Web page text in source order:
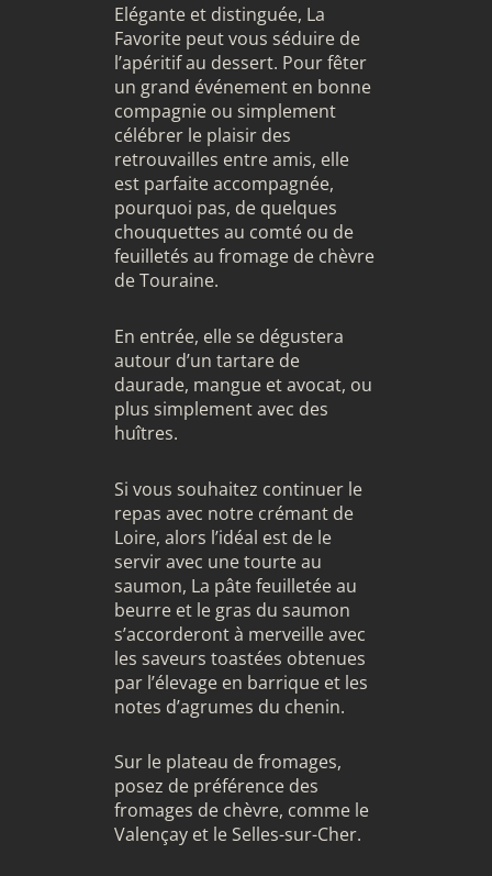
Elégante et distinguée, La
Favorite peut vous séduire de
l’apéritif au dessert. Pour fêter
un grand événement en bonne
compagnie ou simplement
célébrer le plaisir des
retrouvailles entre amis, elle
est parfaite accompagnée,
pourquoi pas, de quelques
chouquettes au comté ou de
feuilletés au fromage de chèvre
de Touraine.
En entrée, elle se dégustera
autour d’un tartare de
daurade, mangue et avocat, ou
plus simplement avec des
huîtres.
Si vous souhaitez continuer le
repas avec notre crémant de
Loire, alors l’idéal est de le
servir avec une tourte au
saumon, La pâte feuilletée au
beurre et le gras du saumon
s’accorderont à merveille avec
les saveurs toastées obtenues
par l’élevage en barrique et les
notes d’agrumes du chenin.
Sur le plateau de fromages,
posez de préférence des
fromages de chèvre, comme le
Valençay et le Selles-sur-Cher.